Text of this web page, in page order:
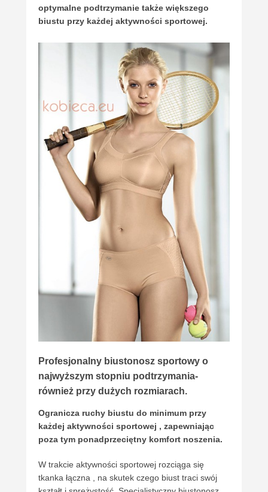
optymalne podtrzymanie także większego
biustu przy każdej aktywności sportowej.
Profesjonalny biustonosz sportowy o
najwyższym stopniu podtrzymania-
również przy dużych rozmiarach.
Ogranicza ruchy biustu do minimum przy
każdej aktywności sportowej , zapewniając
poza tym ponadprzeciętny komfort noszenia.
W trakcie aktywności sportowej rozciąga się
tkanka łączna , na skutek czego biust traci swój